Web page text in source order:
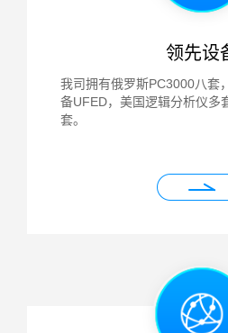
领先设
我司拥有俄罗斯PC3000八套
备UFED，美国逻辑分析仪多
套。